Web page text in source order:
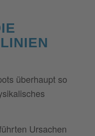
überhaupt so
Ursachen